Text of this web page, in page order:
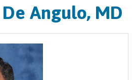
Angulo, MD